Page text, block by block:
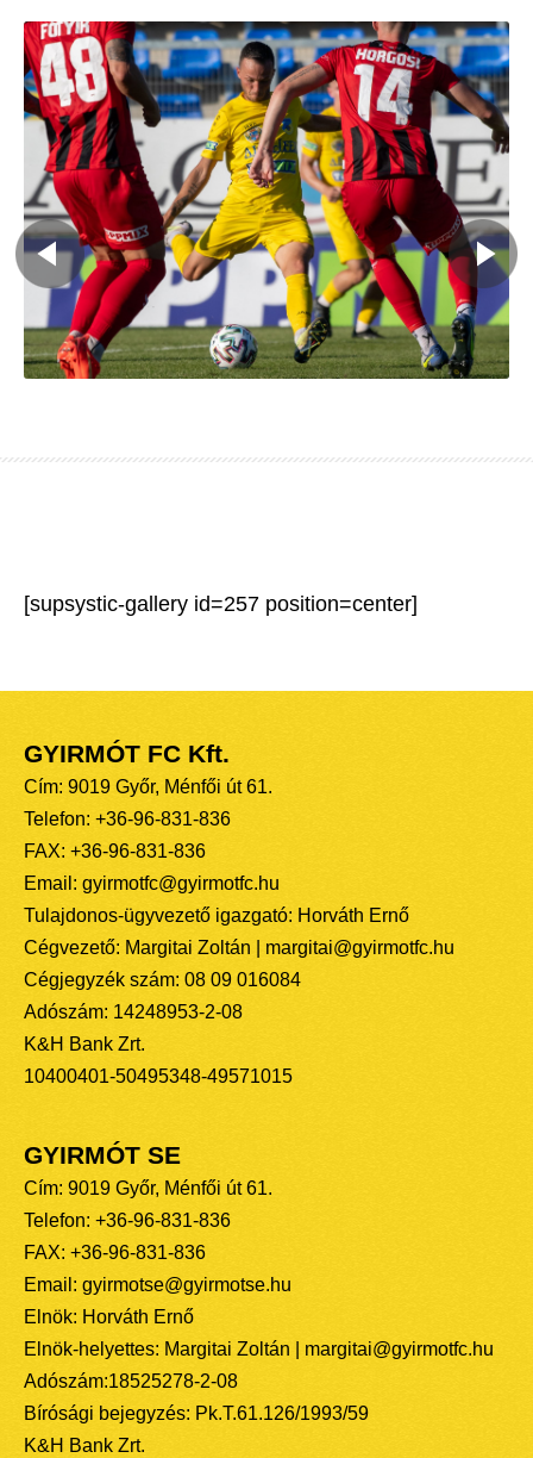
[supsystic-gallery id=257 position=center]
GYIRMÓT FC Kft.
Cím: 9019 Győr, Ménfői út 61.
Telefon: +36-96-831-836
FAX: +36-96-831-836
Email: gyirmotfc@gyirmotfc.hu
Tulajdonos-ügyvezető igazgató: Horváth Ernő
Cégvezető: Margitai Zoltán | margitai@gyirmotfc.hu
Cégjegyzék szám: 08 09 016084
Adószám: 14248953-2-08
K&H Bank Zrt.
10400401-50495348-49571015
GYIRMÓT SE
Cím: 9019 Győr, Ménfői út 61.
Telefon: +36-96-831-836
FAX: +36-96-831-836
Email: gyirmotse@gyirmotse.hu
Elnök: Horváth Ernő
Elnök-helyettes: Margitai Zoltán | margitai@gyirmotfc.hu
Adószám:18525278-2-08
Bírósági bejegyzés: Pk.T.61.126/1993/59
K&H Bank Zrt.